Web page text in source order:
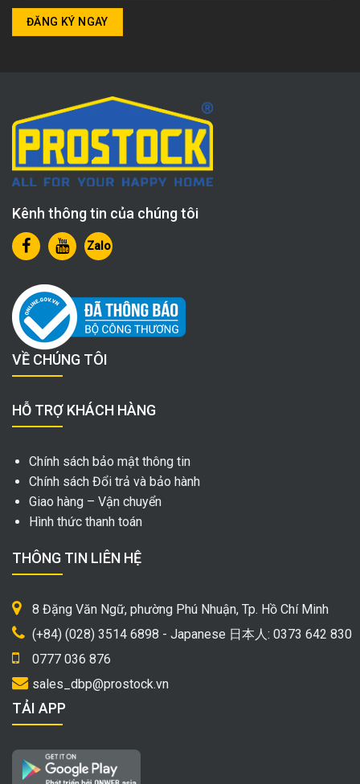
Kênh thông tin của chúng tôi
Zalo
VỀ CHÚNG TÔI
HỖ TRỢ KHÁCH HÀNG
Chính sách bảo mật thông tin
Chính sách Đổi trả và bảo hành
Giao hàng – Vận chuyển
Hình thức thanh toán
THÔNG TIN LIÊN HỆ
8 Đặng Văn Ngữ, phường Phú Nhuận, Tp. Hồ Chí Minh
(+84) (028) 3514 6898 - Japanese 日本人: 0373 642 830
0777 036 876
sales_dbp@prostock.vn
TẢI APP